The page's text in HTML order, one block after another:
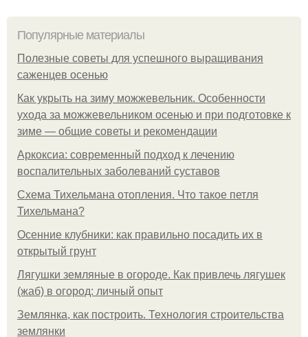
Популярные материалы
Полезные советы для успешного выращивания
саженцев осенью
Как укрыть на зиму можжевельник. Особенности
ухода за можжевельником осенью и при подготовке к
зиме — общие советы и рекомендации
Аркоксиа: современный подход к лечению
воспалительных заболеваний суставов
Схема Тихельмана отопления. Что такое петля
Тихельмана?
Осенние клубники: как правильно посадить их в
открытый грунт
Лягушки земляные в огороде. Как привлечь лягушек
(жаб) в огород: личный опыт
Землянка, как построить. Технология строительства
землянки